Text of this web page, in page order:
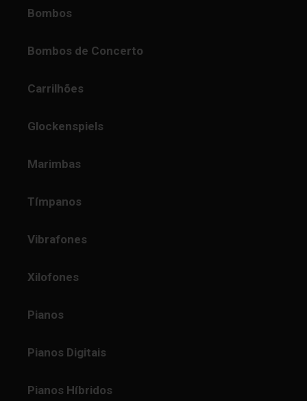
Bombos
Bombos de Concerto
Carrilhões
Glockenspiels
Marimbas
Tímpanos
Vibrafones
Xilofones
Pianos
Pianos Digitais
Pianos Híbridos